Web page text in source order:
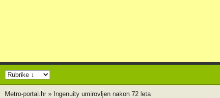
Metro-portal.hr » Ingenuity umirovljen nakon 72 leta